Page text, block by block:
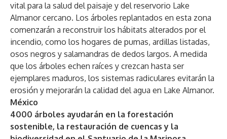
vital para la salud del paisaje y del reservorio Lake
Almanor cercano. Los árboles replantados en esta zona
comenzarán a reconstruir los hábitats alterados por el
incendio, como los hogares de pumas, ardillas listadas,
osos negros y salamandras de dedos largos. A medida
que los árboles echen raíces y crezcan hasta ser
ejemplares maduros, los sistemas radiculares evitarán la
erosión y mejorarán la calidad del agua en Lake Almanor.
México
4000 árboles ayudarán en la forestación
sostenible, la restauración de cuencas y la